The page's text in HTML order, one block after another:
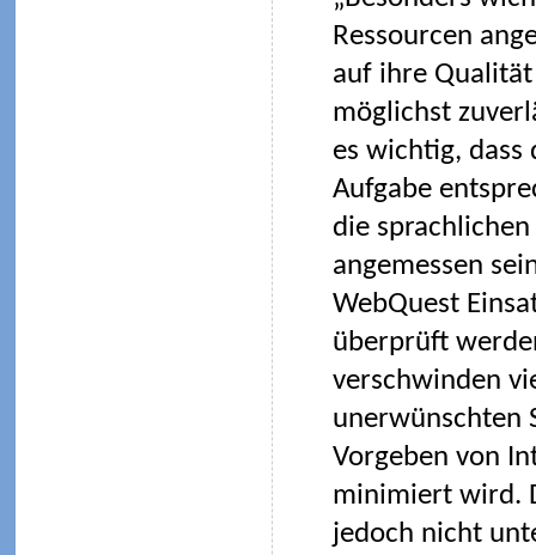
Ressourcen
auf ihre
möglichst
es wichtig,
Aufgabe
die
angemessen
WebQuest
überprüft
verschwinden
unerwünschten
Vorgeben von
minimiert wird.
jedoch nicht